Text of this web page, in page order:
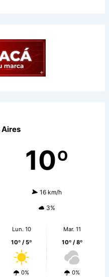
Aires
10º
16 km/h
3%
Lun. 10
10º / 5º
0%
Mar. 11
10º / 8º
0%